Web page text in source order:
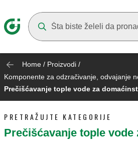
Home / Proizvodi /
Komponente za odzračivanje, odvajanje
Prečišćavanje tople vode za
PRETRAŽUJTE KATEGORIJE
Prečišćavanje tople vode